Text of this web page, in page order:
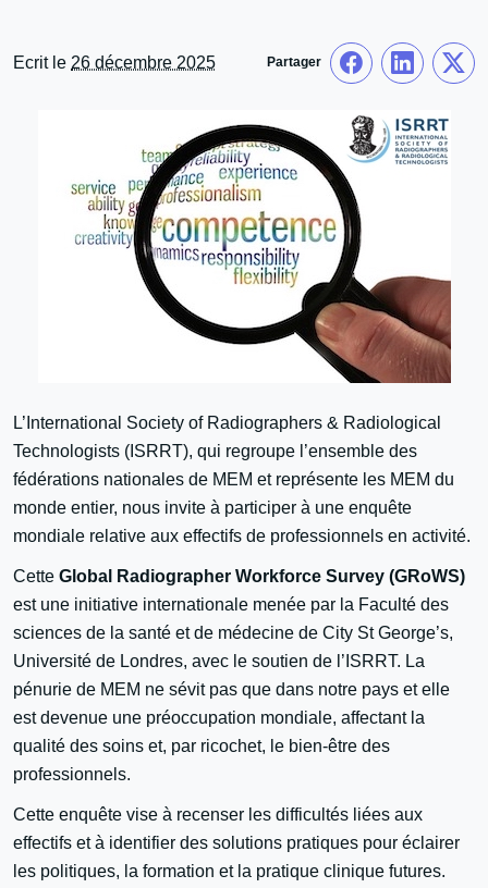
Ecrit le 26 décembre 2025 Partager
L’International Society of Radiographers & Radiological
Technologists (ISRRT), qui regroupe l’ensemble des
fédérations nationales de MEM et représente les MEM du
monde entier, nous invite à participer à une enquête
mondiale relative aux effectifs de professionnels en activité.
Cette Global Radiographer Workforce Survey (GRoWS)
est une initiative internationale menée par la Faculté des
sciences de la santé et de médecine de City St George’s,
Université de Londres, avec le soutien de l’ISRRT. La
pénurie de MEM ne sévit pas que dans notre pays et elle
est devenue une préoccupation mondiale, affectant la
qualité des soins et, par ricochet, le bien-être des
professionnels.
Cette enquête vise à recenser les difficultés liées aux
effectifs et à identifier des solutions pratiques pour éclairer
les politiques, la formation et la pratique clinique futures.